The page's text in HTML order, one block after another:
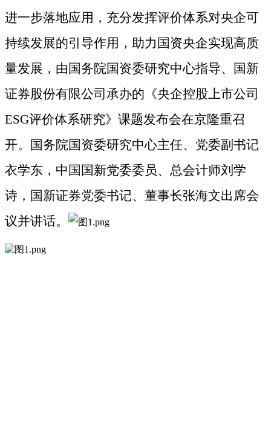
进一步落地应用，充分发挥评价体系对央企可
持续发展的引导作用，助力国资央企实现高质
量发展，由国务院国资委研究中心指导、国新
证券股份有限公司承办的《央企控股上市公司
ESG评价体系研究》课题发布会在京隆重召
开。国务院国资委研究中心主任、党委副书记
衣学东， 中国国新党委委员、总会计师刘学
诗， 国新证券党委书记、董事长张海文出席会
议并讲话。